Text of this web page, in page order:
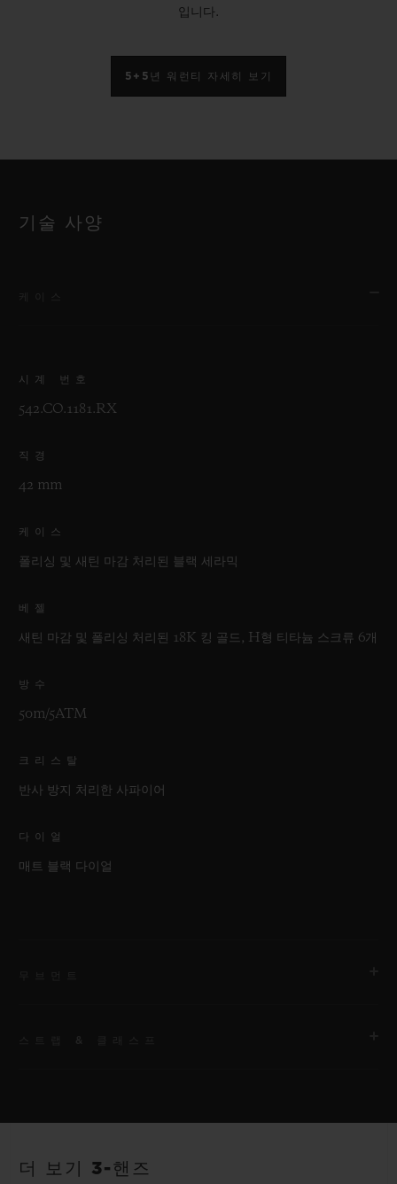
입니다.
5+5년 워런티 자세히 보기
기술 사양
시계 번호
542.CO.1181.RX
직경
42 mm
케이스
폴리싱 및 새틴 마감 처리된 블랙 세라믹
베젤
새틴 마감 및 폴리싱 처리된 18K 킹 골드, H형 티타늄 스크류 6개
방수
50m/5ATM
크리스탈
반사 방지 처리한 사파이어
다이얼
매트 블랙 다이얼
약 48시간
스트랩
더 보기 3-핸즈